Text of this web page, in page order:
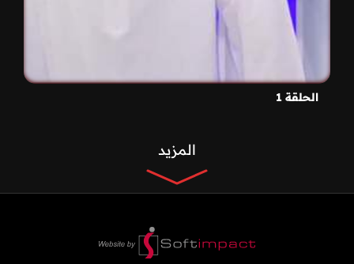
الحلقة 1
المزيد